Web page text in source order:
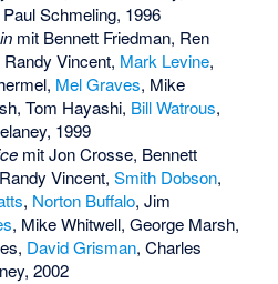
Paul Schmeling, 1996
mit Bennett Friedman, Ren
Randy Vincent, Mark Levine,
, Mel Graves, Mike
, Tom Hayashi, Bill Watrous,
, 1999
mitJon Crosse, Bennett
Randy Vincent, Smith Dobson,
, Norton Buffalo, Jim
, Mike Whitwell, George Marsh,
, David Grisman, Charles
, 2002